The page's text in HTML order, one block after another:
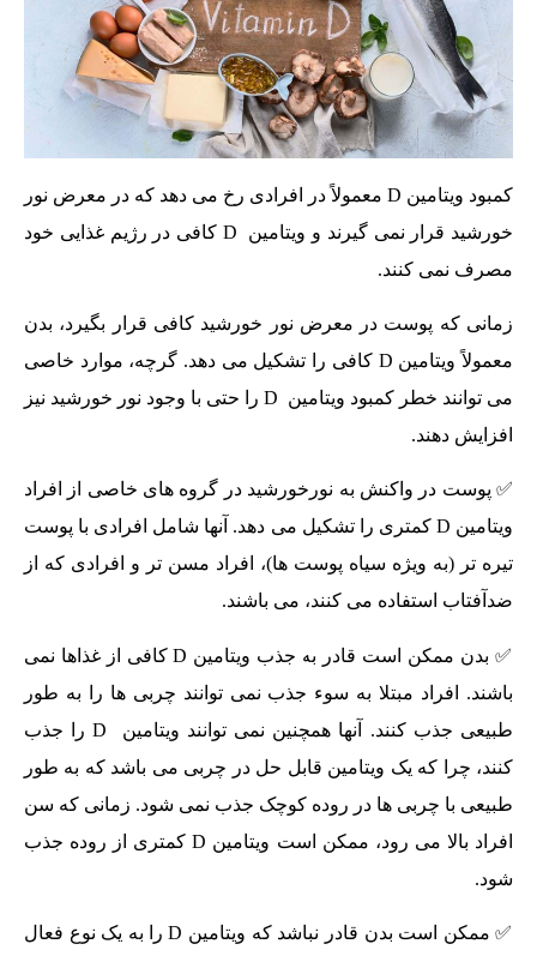
کمبود ویتامین D معمولاً در افرادی رخ می دهد که در معرض نور
خورشید قرار نمی گیرند و ویتامین D کافی در رژیم غذایی خود
مصرف نمی کنند.
زمانی که پوست در معرض نور خورشید کافی قرار بگیرد، بدن
معمولاً ویتامین D کافی را تشکیل می دهد. گرچه، موارد خاصی
می توانند خطر کمبود ویتامین D را حتی با وجود نور خورشید نیز
افزایش دهند.
✅ پوست در واکنش به نورخورشید در گروه های خاصی از افراد
ویتامین D کمتری را تشکیل می دهد. آنها شامل افرادی با پوست
تیره تر (به ویژه سیاه پوست ها)، افراد مسن تر و افرادی که از
ضدآفتاب استفاده می کنند، می باشند.
✅ بدن ممکن است قادر به جذب ویتامین D کافی از غذاها نمی
باشند. افراد مبتلا به سوء جذب نمی توانند چربی ها را به طور
طبیعی جذب کنند. آنها همچنین نمی توانند ویتامین D را جذب
کنند، چرا که یک ویتامین قابل حل در چربی می باشد که به طور
طبیعی با چربی ها در روده کوچک جذب نمی شود. زمانی که سن
افراد بالا می رود، ممکن است ویتامین D کمتری از روده جذب
شود.
✅ ممکن است بدن قادر نباشد که ویتامین D را به یک نوع فعال